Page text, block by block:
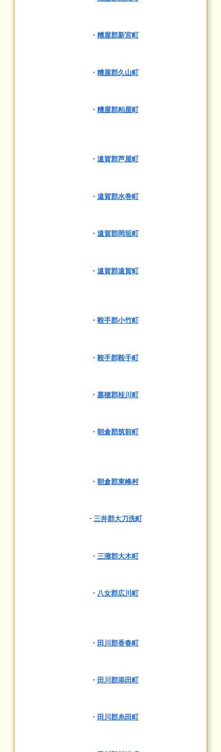
・ 糟屋郡新宮町
・ 糟屋郡久山町
・ 糟屋郡粕屋町
・ 遠賀郡芦屋町
・ 遠賀郡水巻町
・ 遠賀郡岡垣町
・ 遠賀郡遠賀町
・ 鞍手郡小竹町
・ 鞍手郡鞍手町
・ 嘉穂郡桂川町
・ 朝倉郡筑前町
・ 朝倉郡東峰村
・ 三井郡大刀洗町
・ 三潴郡大木町
・ 八女郡広川町
・ 田川郡香春町
・ 田川郡添田町
・ 田川郡糸田町